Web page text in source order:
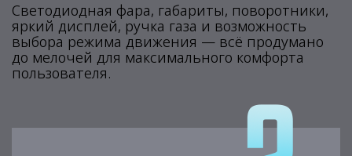
Светодиодная фара, габариты, поворотники,
яркий дисплей, ручка газа и возможность
выбора режима движения — всё продумано
до мелочей для максимального комфорта
пользователя.